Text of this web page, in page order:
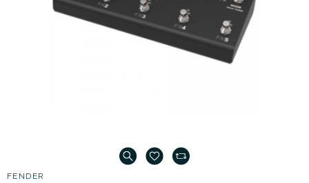
FENDER